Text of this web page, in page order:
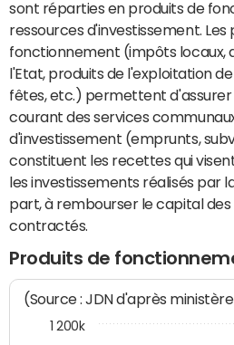
sont réparties en produits de
ressources d'investissement. Les
fonctionnement (impôts locaux,
l'Etat, produits de l'exploitation
fêtes, etc.) permettent
courant des services
d'investissement (emprunts,
constituent les recettes qui
les investissements réalisés par
part, à rembourser le capital
contractés.
Produits de
(Source : JDN d'après
1 200k